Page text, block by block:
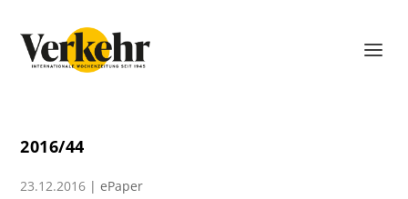
2016/44
23.12.2016 |ePaper